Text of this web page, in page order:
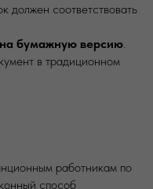
должен соответствовать
бумажную версию
в традиционном
работникам по
способ